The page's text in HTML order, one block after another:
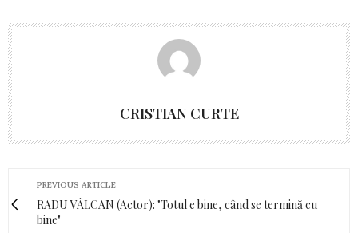
CRISTIAN CURTE
PREVIOUS ARTICLE
RADU VÂLCAN (Actor): "Totul e bine, când se termină cu
bine"